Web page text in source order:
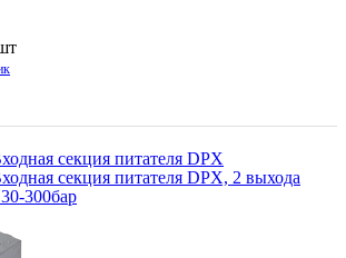
секция питателя DPX
секция питателя DPX, 2 выхода
300бар